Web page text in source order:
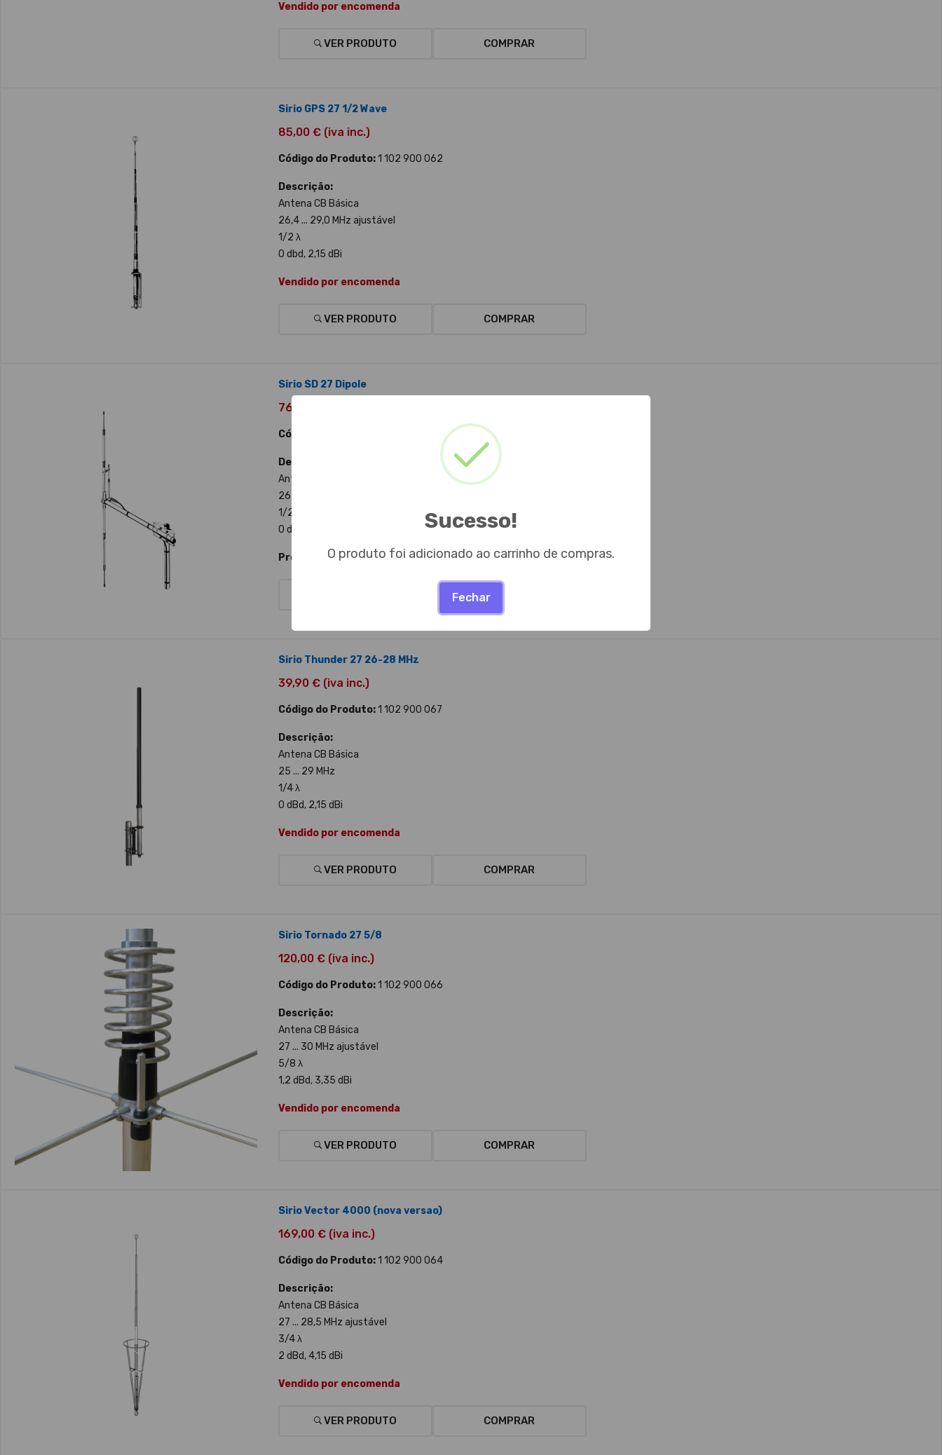
Sucesso!
O produto foi adicionado ao carrinho de compras.
Fechar
Vendido por encomenda
VER PRODUTO COMPRAR
Sirio GPS 27 1/2 Wave
85,00 € (iva inc.)
Código do Produto:1 102 900 062
Descrição:
Antena CB Básica
26,4 ... 29,0 MHz ajustável
1/2 λ
0 dbd, 2,15 dBi
Vendido por encomenda
VER PRODUTO COMPRAR
Sirio SD 27 Dipole
76,00 € (iva inc.)
Código do Produto:
Descrição:
Antena CB Básica
26,5 ... 30 MHz ajustável
1/2 λ
0 dBd, 2,15 dBi
Produto Disponível
COMPRAR
Sirio Thunder 27 26-28 MHz
39,90 € (iva inc.)
Código do Produto:1 102 900 067
Descrição:
Antena CB Básica
25 ... 29 MHz
1/4 λ
0 dBd, 2,15 dBi
Vendido por encomenda
VER PRODUTO COMPRAR
Sirio Tornado 27 5/8
120,00 € (iva inc.)
Código do Produto:1 102 900 066
Descrição:
Antena CB Básica
27 ... 30 MHz ajustável
5/8 λ
1,2 dBd, 3,35 dBi
Vendido por encomenda
VER PRODUTO COMPRAR
Sirio Vector 4000 (nova versao)
169,00 € (iva inc.)
Código do Produto:1 102 900 064
Descrição:
Antena CB Básica
27 ... 28,5 MHz ajustável
3/4 λ
2 dBd, 4,15 dBi
Vendido por encomenda
VER PRODUTO COMPRAR